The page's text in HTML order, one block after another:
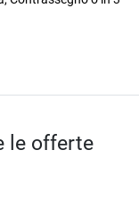
le offerte